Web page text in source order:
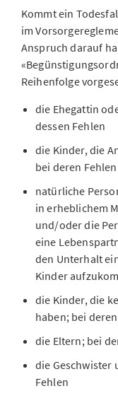
Kommt ein
im
Anspruch darauf
Reihenfolge
die Ehegattin
dessen Fehlen
die Kinder, die
bei deren Fehlen
natürliche
in erheblichem
und/oder die
eine
den Unterhalt
Kinder
die Kinder, die
haben; bei
die Eltern; bei
die Geschwister
Fehlen